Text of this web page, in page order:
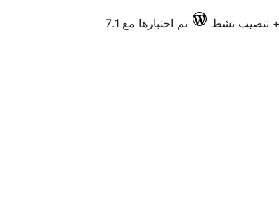
تم اختبارها مع 7.1